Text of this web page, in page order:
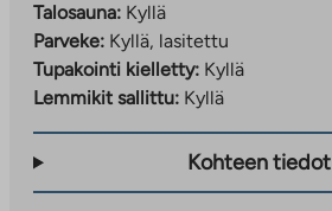
Talosauna: Kyllä
Parveke: Kyllä, lasitettu
Tupakointi kielletty: Kyllä
Lemmikit sallittu: Kyllä
Kohteen tiedot